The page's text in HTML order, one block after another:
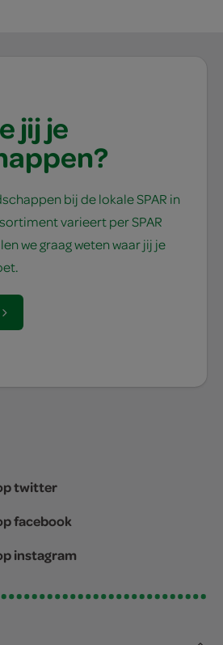
jij je
bij de lokale SPAR in
varieert per SPAR
we graag weten waar jij je
twitter
facebook
instagram